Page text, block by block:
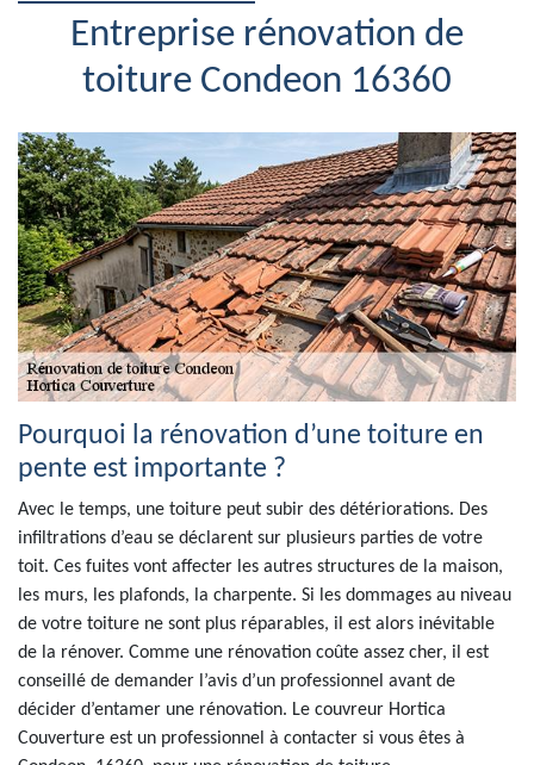
Entreprise rénovation de
toiture Condeon 16360
Pourquoi la rénovation d’une toiture en
pente est importante ?
Avec le temps, une toiture peut subir des détériorations. Des
infiltrations d’eau se déclarent sur plusieurs parties de votre
toit. Ces fuites vont affecter les autres structures de la maison,
les murs, les plafonds, la charpente. Si les dommages au niveau
de votre toiture ne sont plus réparables, il est alors inévitable
de la rénover. Comme une rénovation coûte assez cher, il est
conseillé de demander l’avis d’un professionnel avant de
décider d’entamer une rénovation. Le couvreur Hortica
Couverture est un professionnel à contacter si vous êtes à